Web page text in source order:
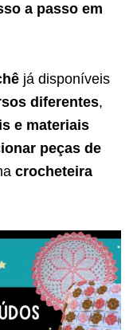
a passo em
já disponíveis
diferentes,
e materiais
peças de
crocheteira